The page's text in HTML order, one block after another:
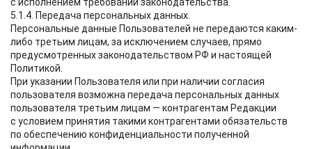
5.1.4. Передача персональных данных.
Персональные данные Пользователей не передаются каким-
либо третьим лицам, за исключением случаев, прямо
предусмотренных законодательством РФ и настоящей
Политикой.
При указании Пользователя или при наличии согласия
пользователя возможна передача персональных данных
пользователя третьим лицам — контрагентам Редакции
с условием принятия такими контрагентами обязательств
по обеспечению конфиденциальности полученной